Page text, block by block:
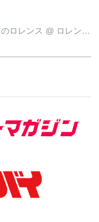
ロレンス @ ロレンス編集部